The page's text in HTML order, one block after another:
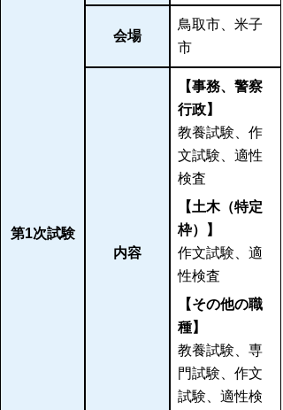
第1次試験
会場
鳥取市、米子
市
内容
【事務、警察
行政】
教養試験、作
文試験、適性
検査
【土木（特定
枠）】
作文試験、適
性検査
【その他の職
種】
教養試験、専
門試験、作文
試験、適性検